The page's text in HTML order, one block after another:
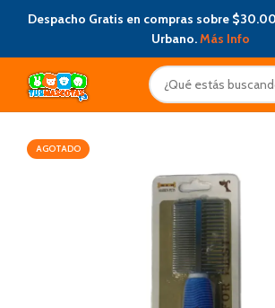
Despacho Gratis en compras sobre
Urbano.Más Info
AGOTADO